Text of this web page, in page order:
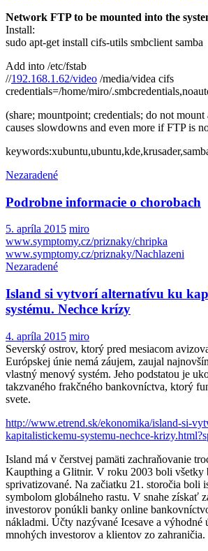
Network FTP to be mounted into the
Install:
sudo apt-get install cifs-utils smbclient samba
Add into /etc/fstab
//192.168.1.62/video /media/videa cifs
credentials=/home/miro/
(share; mountpoint; credentials; do not mount
causes slowdowns and even more if FTP is
Nezaradené
Podrobne informacie o chorobach
5. apríla 2015 miro
www.symptomy.cz/priznaky/chripka
www.symptomy.cz/priznaky/Nachlazeni
Nezaradené
Island si vytvorí alternatívu ku
systému. Nechce krízy
4. apríla 2015 miro
Severský ostrov, ktorý pred mesiacom
Európskej únie nemá záujem, zaujal
vlastný menový systém. Jeho podstatou je
takzvaného frakčného bankovníctva, ktorý
svete.
http://www.etrend.sk/ekonomika/island-si-
kapitalistickemu-systemu-nechce-
Island má v čerstvej pamäti zachraňovanie
Kaupthing a Glitnir. V roku 2003 boli všetky
sprivatizované. Na začiatku 21. storočia boli
symbolom globálneho rastu. V snahe získať
investorov ponúkli banky online
nákladmi. Účty nazývané Icesave a výhodné
mnohých investorov a klientov zo zahraničia.